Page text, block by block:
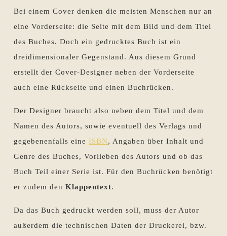
Bei einem Cover denken die meisten Menschen nur an
eine Vorderseite: die Seite mit dem Bild und dem Titel
des Buches. Doch ein gedrucktes Buch ist ein
dreidimensionaler Gegenstand. Aus diesem Grund
erstellt der Cover-Designer neben der Vorderseite
auch eine Rückseite und einen Buchrücken.
Der Designer braucht also neben dem Titel und dem
Namen des Autors, sowie eventuell des Verlags und
gegebenenfalls eine ISBN, Angaben über Inhalt und
Genre des Buches, Vorlieben des Autors und ob das
Buch Teil einer Serie ist. Für den Buchrücken benötigt
er zudem den Klappentext.
Da das Buch gedruckt werden soll, muss der Autor
außerdem die technischen Daten der Druckerei, bzw.